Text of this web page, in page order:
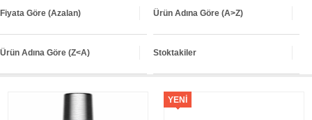
Fiyata Göre (Azalan) Ürün Adına Göre (A>Z)
Ürün Adına Göre (Z<A) Stoktakiler
YENI